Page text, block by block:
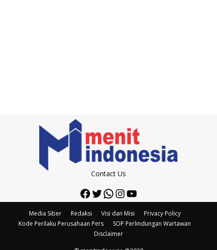
Contact Us
Facebook
Twitter
WhatsApp
Instagram
YouTube
Media Siber Redaksi Visi dan Misi
Privacy Policy
Kode Perilaku Perusahaan Pers
SOP Perlindungan Wartawan
Disclaimer